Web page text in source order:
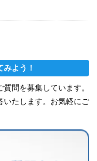
みよう！
問を募集しています。
いたします。お気軽にご